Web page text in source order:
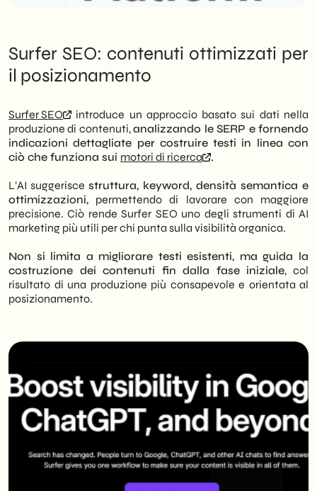
Surfer SEO: contenuti ottimizzati per
il posizionamento
Surfer SEO
introduce un approccio basato sui dati nella
produzione di contenuti,analizzando le SERP e fornendo
indicazioni dettagliate per costruire testi in linea con
ciò che funziona sui motori di ricerca .
L’AI suggerisce struttura, keyword, densità semantica e
ottimizzazioni, permettendo di lavorare con maggiore
precisione. Ciò rende Surfer SEO uno degli strumenti di AI
marketing più utili per chi punta sulla visibilità organica.
Non si limita a migliorare testi esistenti, ma guida la
costruzione dei contenuti fin dalla fase iniziale, col
risultato di una produzione più consapevole e orientata al
posizionamento.